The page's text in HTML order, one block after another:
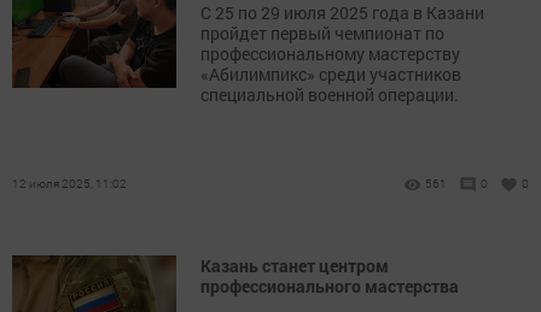
С 25 по 29 июля 2025 года в Казани
пройдет первый чемпионат по
профессиональному мастерству
«Абилимпикс» среди участников
специальной военной операции.
12 июля 2025, 11:02 561 0 0
Казань станет центром
профессионального мастерства